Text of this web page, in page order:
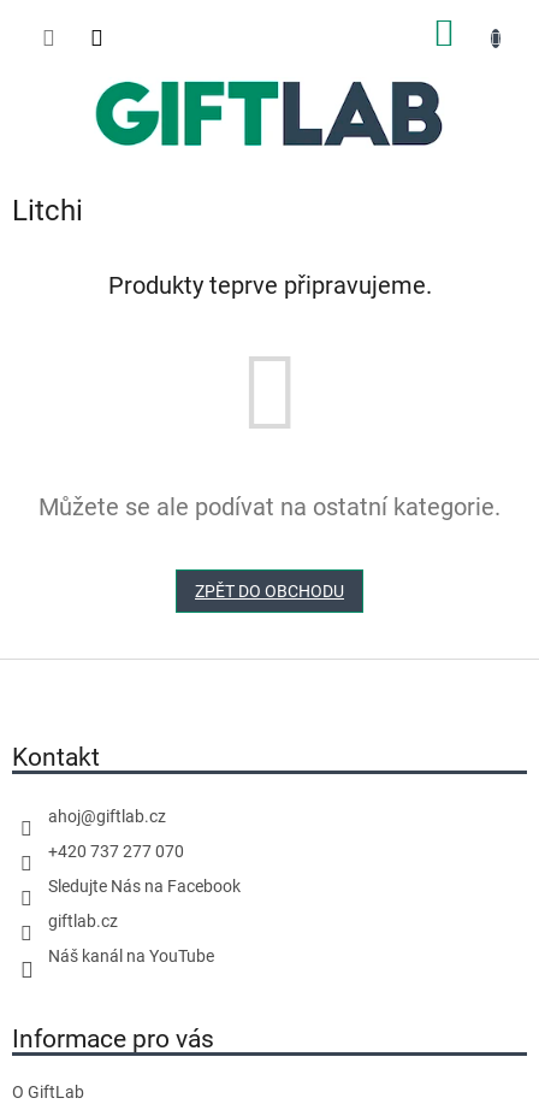
Litchi
Produkty teprve připravujeme.
Můžete se ale podívat na ostatní kategorie.
ZPĚT DO OBCHODU
Kontakt
ahoj@giftlab.cz
+420 737 277 070
Sledujte Nás na Facebook
giftlab.cz
Náš kanál na YouTube
Informace pro vás
O GiftLab